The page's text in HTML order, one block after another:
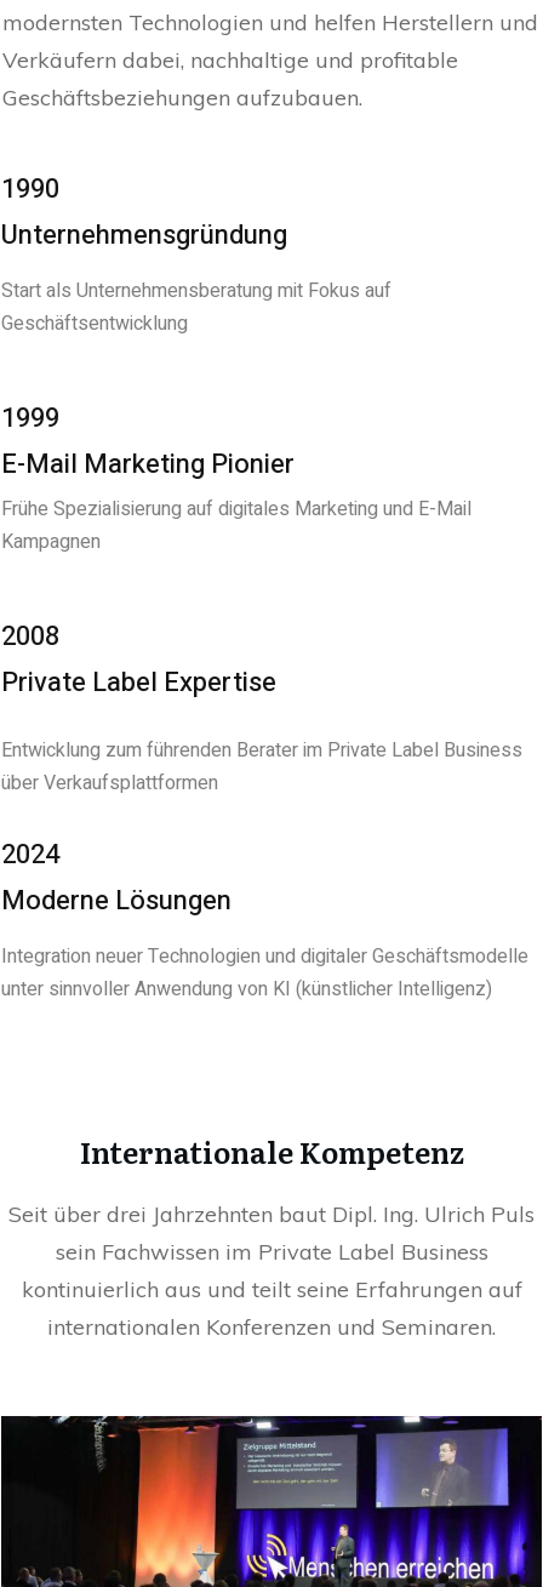
modernsten Technologien und helfen Herstellern und
Verkäufern dabei, nachhaltige und profitable
Geschäftsbeziehungen aufzubauen.
1990
Unternehmensgründung
Start als Unternehmensberatung mit Fokus auf
Geschäftsentwicklung
1999
E-Mail Marketing Pionier
Frühe Spezialisierung auf digitales Marketing und E-Mail
Kampagnen
2008
Private Label Expertise
Entwicklung zum führenden Berater im Private Label Business
über Verkaufsplattformen
2024
Moderne Lösungen
Integration neuer Technologien und digitaler Geschäftsmodelle
unter sinnvoller Anwendung von KI (künstlicher Intelligenz)
Internationale Kompetenz
Seit über drei Jahrzehnten baut Dipl. Ing. Ulrich Puls
sein Fachwissen im Private Label Business
kontinuierlich aus und teilt seine Erfahrungen auf
internationalen Konferenzen und Seminaren.